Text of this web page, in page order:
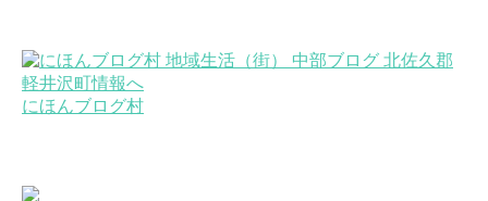
にほんブログ村